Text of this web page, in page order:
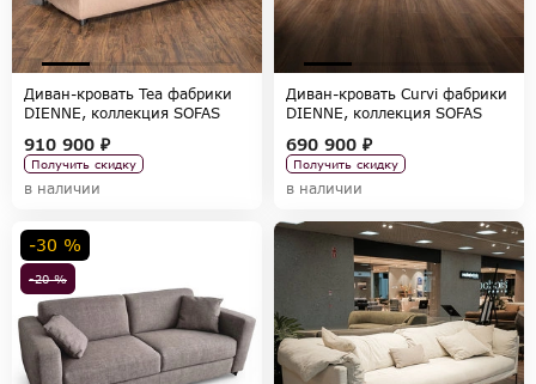
Диван-кровать Tea фабрики
DIENNE, коллекция SOFAS
910 900 ₽
Получить скидку
в наличии
Диван-кровать Curvi фабрики
DIENNE, коллекция SOFAS
690 900 ₽
Получить скидку
в наличии
-20 %
-30 %